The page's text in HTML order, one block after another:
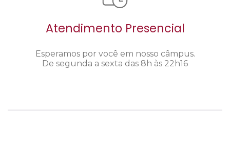
Atendimento Presencial
Esperamos por você em nosso câmpus.
De segunda a sexta das 8h às 22h16